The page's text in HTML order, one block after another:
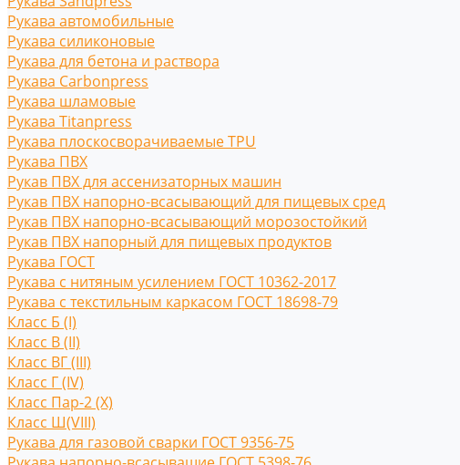
Рукава автомобильные
Рукава силиконовые
Рукава для бетона и раствора
Рукава Carbonpress
Рукава шламовые
Рукава Titanpress
Рукава плоскосворачиваемые TPU
Рукава ПВХ
Рукав ПВХ для ассенизаторных машин
Рукав ПВХ напорно-всасывающий для пищевых сред
Рукав ПВХ напорно-всасывающий морозостойкий
Рукав ПВХ напорный для пищевых продуктов
Рукава ГОСТ
Рукава с нитяным усилением ГОСТ 10362-2017
Рукава с текстильным каркасом ГОСТ 18698-79
Класс Б (I)
Класс В (II)
Класс ВГ (III)
Класс Г (IV)
Класс Пар-2 (X)
Класс Ш(VIII)
Рукава для газовой сварки ГОСТ 9356-75